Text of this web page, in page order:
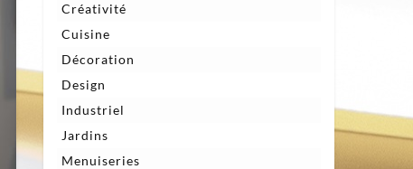
Créativité
Cuisine
Décoration
Design
Industriel
Jardins
Menuiseries